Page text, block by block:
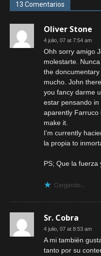
13 Comentarios
Oliver Stone
4 julio, 07 at 7:54 am
Ohh sorry amigo
molestarte.
the
mucho. John
you fancy darme
estar pensando in
aparently Farruco
make it.
I’m currently
la propia to
PS; Que la fuerza
Cargando...
Sr. Cobra
4 julio, 07 at 8:53 am
A mi también
tanto por su